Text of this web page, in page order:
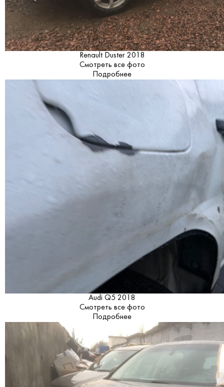
Renault Duster 2018
Смотреть все фото
Подробнее
Audi Q5 2018
Смотреть все фото
Подробнее